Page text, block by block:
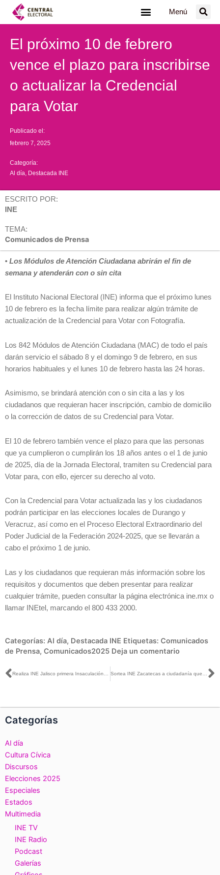
Menú
El próximo 10 de febrero
vence el plazo para inscribirse
o actualizar la Credencial
para Votar
Publicado el:
febrero 7, 2025
Categoría:
Al día Destacada INE
ESCRITO POR:
INE
TEMA:
Comunicados de Prensa
• Los Módulos de Atención Ciudadana abrirán el fin de
semana y atenderán con o sin cita
El Instituto Nacional Electoral (INE) informa que el próximo lunes
10 de febrero es la fecha límite para realizar algún trámite de
actualización de la Credencial para Votar con Fotografía.
Los 842 Módulos de Atención Ciudadana (MAC) de todo el país
darán servicio el sábado 8 y el domingo 9 de febrero, en sus
horarios habituales y el lunes 10 de febrero hasta las 24 horas.
Asimismo, se brindará atención con o sin cita a las y los
ciudadanos que requieran hacer inscripción, cambio de domicilio
o la corrección de datos de su Credencial para Votar.
El 10 de febrero también vence el plazo para que las personas
que ya cumplieron o cumplirán los 18 años antes o el 1 de junio
de 2025, día de la Jornada Electoral, tramiten su Credencial para
Votar para, con ello, ejercer su derecho al voto.
Con la Credencial para Votar actualizada las y los ciudadanos
podrán participar en las elecciones locales de Durango y
Veracruz, así como en el Proceso Electoral Extraordinario del
Poder Judicial de la Federación 2024-2025, que se llevarán a
cabo el próximo 1 de junio.
Las y los ciudadanos que requieran más información sobre los
requisitos y documentos que deben presentar para realizar
cualquier trámite, pueden consultar la página electrónica ine.mx o
llamar INEtel, marcando el 800 433 2000.
Categorías: Al día, Destacada INE Etiquetas: Comunicados
de Prensa, Comunicados2025 Deja un comentario
Ant Realiza INE Jalisco primera Insaculación para elegir integrantes de casillas electorales en el PEEPJF 2024-2025 Sortea INE Zacatecas a ciudadanía que integrará casillas en elección del Poder Judicial
Categorías
Al día
Cultura Cívica
Discursos
Elecciones 2025
Especiales
Estados
Multimedia
INE TV
INE Radio
Podcast
Galerías